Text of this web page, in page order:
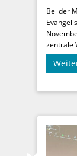
Bei der
zentrale